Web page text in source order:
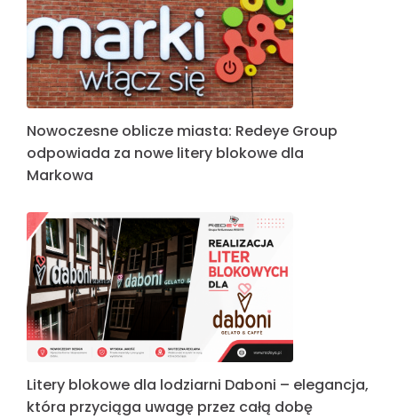
Nowoczesne oblicze miasta: Redeye Group
odpowiada za nowe litery blokowe dla
Markowa
Litery blokowe dla lodziarni Daboni – elegancja,
która przyciąga uwagę przez całą dobę